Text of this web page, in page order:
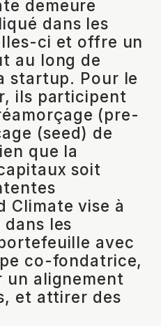
demeure
dans les
ci et offre un
au long de
startup. Pour le
ils participent
(pre-
(seed) de
que la
soit
Climate vise à
dans les
avec
co-fondatrice,
un alignement
et attirer des